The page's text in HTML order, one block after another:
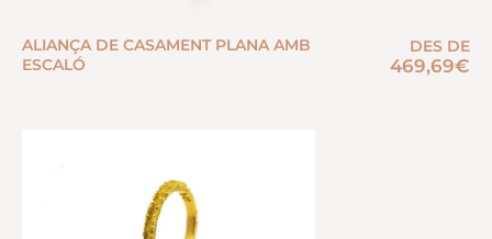
ALIANÇA DE CASAMENT PLANA AMB
ESCALÓ
DES DE
469,69€